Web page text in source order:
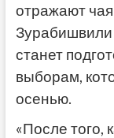
отражают
станет
выборам,
осенью.
«После того,